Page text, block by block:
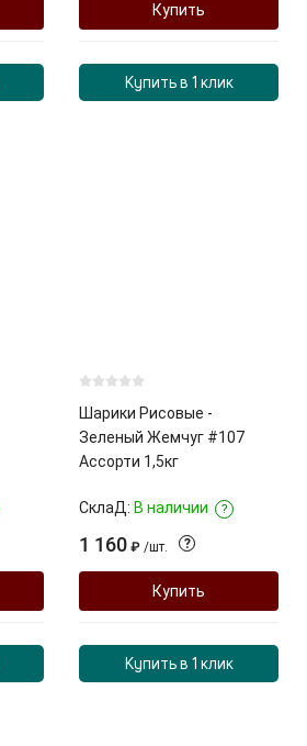
Купить
Купить в 1 клик
Шарики Рисовые -
Зеленый Жемчуг #107
Ассорти 1,5кг
СклаД: В наличии ?
1 160 ₽ /шт. ?
Купить
Купить в 1 клик